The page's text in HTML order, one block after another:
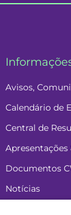
Avisos,
Calendário de
Central de
Apresentações
Documentos
Notícias